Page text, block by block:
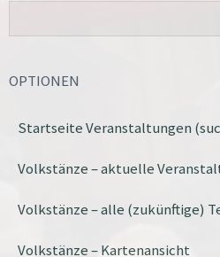
OPTIONEN
Startseite Veranstaltungen
Volkstänze – aktuelle
Volkstänze – alle (zukünftige)
Volkstänze – Kartenansicht